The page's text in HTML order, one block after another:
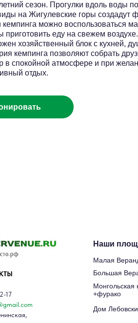
сезон. Прогулки вдоль воды
на Жигулевские горы создадут
кемпинга можно воспользоваться
приготовить еду на свежем
хозяйственный блок с кухней,
кемпинга позволяют собрать
в спокойной атмосфере и при
отдых.
Наши
Малая
Большая
Монгольская
+фурако
Дом Лебовски
17